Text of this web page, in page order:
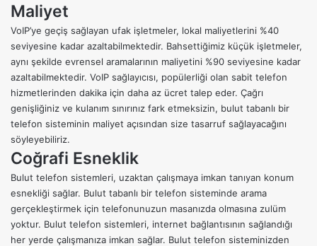
Maliyet
VoIP’ye geçiş sağlayan ufak işletmeler, lokal maliyetlerini %40
seviyesine kadar azaltabilmektedir. Bahsettiğimiz küçük işletmeler,
aynı şekilde evrensel aramalarının maliyetini %90 seviyesine kadar
azaltabilmektedir. VoIP sağlayıcısı, popülerliği olan sabit telefon
hizmetlerinden dakika için daha az ücret talep eder. Çağrı
genişliğiniz ve kulanım sınırınız fark etmeksizin, bulut tabanlı bir
telefon sisteminin maliyet açısından size tasarruf sağlayacağını
söyleyebiliriz.
Coğrafi Esneklik
Bulut telefon sistemleri, uzaktan çalışmaya imkan tanıyan konum
esnekliği sağlar. Bulut tabanlı bir telefon sisteminde arama
gerçekleştirmek için telefonunuzun masanızda olmasına zulüm
yoktur. Bulut telefon sistemleri, internet bağlantısının sağlandığı
her yerde çalışmanıza imkan sağlar. Bulut telefon sisteminizden